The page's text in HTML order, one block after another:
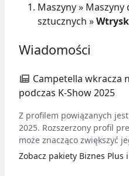
Maszyny»
sztucznych »
Wiadomości
Campetella wkracza
podczas K-Show 2025
Z profilem powiązanych
2025. Rozszerzony profil
może znacząco zwiększyć
Zobacz pakiety Biznes